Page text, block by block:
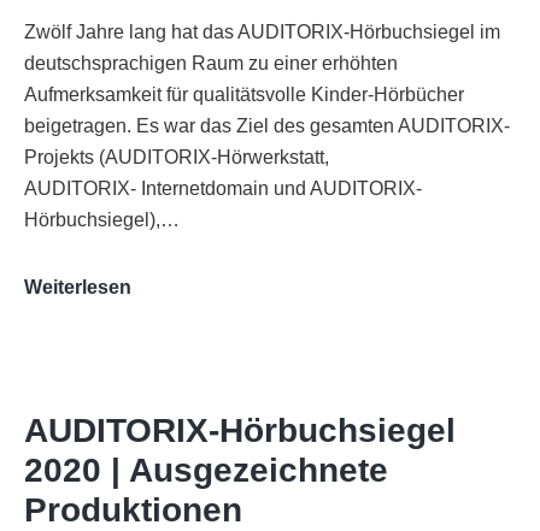
Zwölf Jahre lang hat das AUDITORIX-Hörbuchsiegel im
deutschsprachigen Raum zu einer erhöhten
Aufmerksamkeit für qualitätsvolle Kinder-Hörbücher
beigetragen. Es war das Ziel des gesamten AUDITORIX-
Projekts (AUDITORIX-Hörwerkstatt,
AUDITORIX- Internetdomain und AUDITORIX-
Hörbuchsiegel),…
Weiterlesen
Funkhaus
Köln
AUDITORIX-Hörbuchsiegel
2020 | Ausgezeichnete
Produktionen